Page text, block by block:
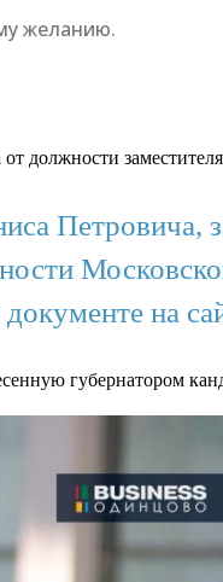
желанию.
от должности
Петровича,
на
губернатором